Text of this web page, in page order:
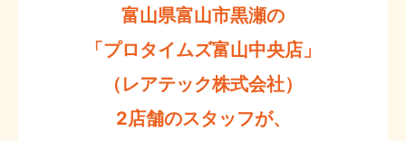
富山県富山市黒瀬の
「プロタイムズ富山中央店」
（レアテック株式会社）
2店舗のスタッフが、